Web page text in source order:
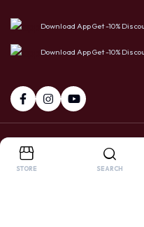
Download App Get -10%
Download App Get -10%
STORE SEARCH